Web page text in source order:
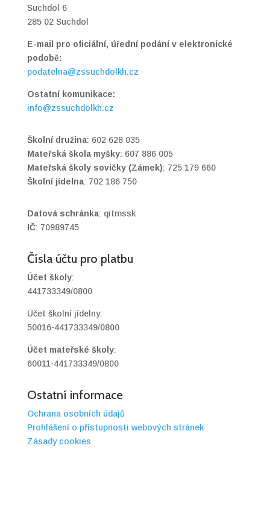
Suchdol 6
285 02 Suchdol
E-mail pro oficiální, úřední podání v elektronické
podobě:
podatelna@zssuchdolkh.cz
Ostatní komunikace:
info@zssuchdolkh.cz
Školní družina: 602 628 035
Mateřská škola myšky: 607 886 005
Mateřská školy sovičky (Zámek): 725 179 660
Školní jídelna: 702 186 750
Datová schránka: qitmssk
IČ: 70989745
Čísla účtu pro platbu
Účet školy:
441733349/0800
Účet školní jídelny:
50016-441733349/0800
Účet mateřské školy:
60011-441733349/0800
Ostatní informace
Ochrana osobních údajů
Prohlášení o přístupnosti webových stránek
Zásady cookies